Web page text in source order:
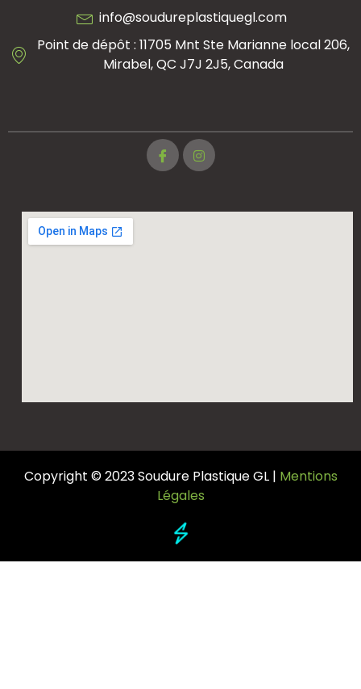
info@soudureplastiquegl.com
Point de dépôt : 11705 Mnt Ste Marianne local 206,
Mirabel, QC J7J 2J5, Canada
Copyright © 2023 Soudure Plastique GL | Mentions
Légales